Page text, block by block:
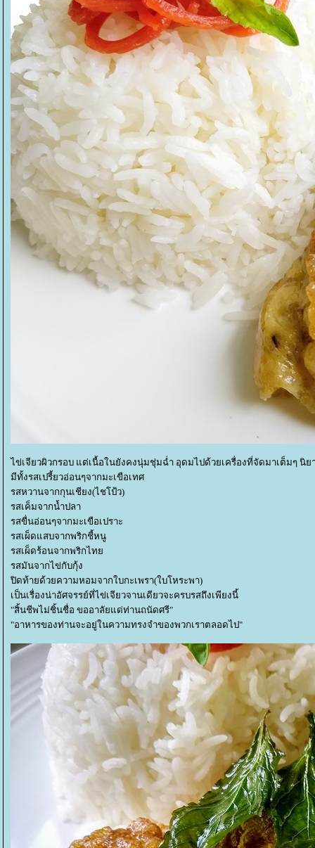
ไข่เจียวผิวกรอบ แต่เนื้อในยังคงนุ่มชุ่มฉ่ำ อุดมไปด้วยเครื่องที่จัดมาเต็มๆ นิ
มีทั้งรสเปรี้ยวอ่อนๆจากมะเขือเทศ
รสหวานจากกุนเชียง(ไชโป้ว)
รสเค็มจากน้ำปลา
รสขื่นอ่อนๆจากมะเขือเปราะ
รสเผ็ดแสบจากพริกชี้หนู
รสเผ็ดร้อนจากพริกไท
รสมันจากไข่กับกุ้ง
ปิดท้ายด้วยความหอมจากใบกะเพรา(ใบโหระพา)
เป็นเรื่องน่าอัศจรรย์ที่ไข่เจียวจานเดียวจะครบรสถึงเพียงนี้
"สิ้นชีพไม่ชิ้นชื่อ ขออาลัยแด่ท่านถนัดศรี"
"อาหารของท่านจะอยู่ในความทรงจำของพวกเราตลอดไป"